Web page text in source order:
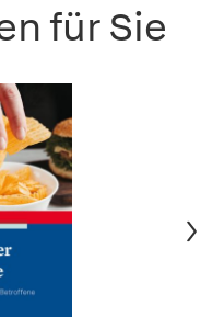
für Sie